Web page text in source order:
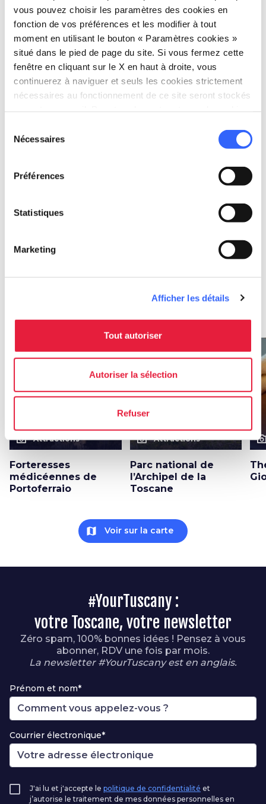
vous pouvez choisir les paramètres des cookies en
fonction de vos préférences et les modifier à tout
moment en utilisant le bouton « Paramètres cookies »
situé dans le pied de page du site. Si vous fermez cette
fenêtre en cliquant sur le X en haut à droite, vous
continuerez à naviguer et seuls les cookies strictement
nécessaires au fonctionnement de ce site seront stockés
Nécessaires
Préférences
Statistiques
Marketing
Afficher les détails
Tout autoriser
Autoriser la sélection
Refuser
Portoferraio LI, Italy
Planifier
hotel Où dormir ? (en anglais) chevron_right
celebration Expériences chevron_right
local_library Guides et cartes chevron_right
photo_camera Attractions
Forteresses
médicéennes de
Portoferraio
favorite_border
photo_camera Attractions
Parc national de
l’Archipel de la
Toscane
favorite_border
map Voir sur la carte
#YourTuscany :
votre Toscane, votre newsletter
Zéro spam, 100% bonnes idées ! Pensez à vous
abonner, RDV une fois par mois.
La newsletter #YourTuscany est en anglais.
Prénom et nom*
Courrier électronique*
J'ai lu et j'accepte le politique de confidentialité et
j’autorise le traitement de mes données personnelles en